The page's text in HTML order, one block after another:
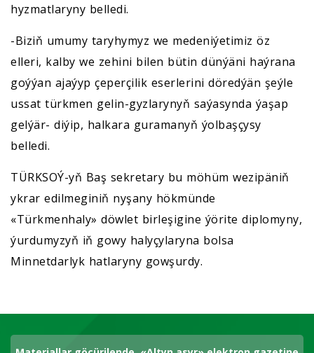
hyzmatlaryny belledi.
-Biziň umumy taryhymyz we medeniýetimiz öz
elleri, kalby we zehini bilen bütin dünýäni haýrana
goýýan ajaýyp çeperçilik eserlerini döredýän şeýle
ussat türkmen gelin-gyzlarynyň saýasynda ýaşap
gelýär- diýip, halkara guramanyň ýolbaşçysy
belledi.
TÜRKSOÝ-yň Baş sekretary bu möhüm wezipäniň
ykrar edilmeginiň nyşany hökmünde
«Türkmenhaly» döwlet birleşigine ýörite diplomyny,
ýurdumyzyň iň gowy halyçylaryna bolsa
Minnetdarlyk hatlaryny gowşurdy.